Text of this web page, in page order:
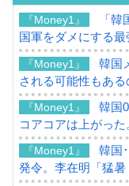
『Money1』
「
国軍をダメにする最
『Money1』
韓国
される可能性もある
『Money1』
韓国
コアコアは上がった
『Money1』
韓国
発令。李在明「猛暑